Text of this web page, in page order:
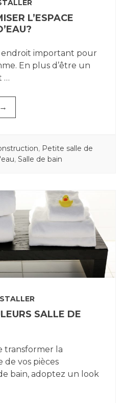
L’ESPACE
endroit important pour
En plus d’être un
…
« COMMENT
→
, Petite salle de
, Salle de bain
SALLE DE
transformer la
vos pièces
bain, adoptez un look